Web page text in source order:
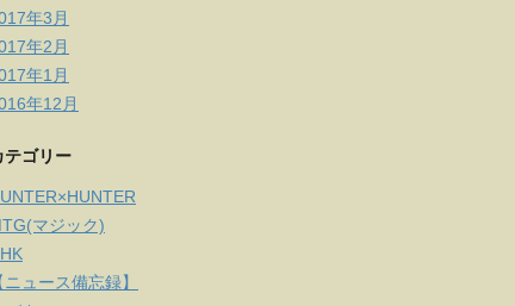
年3月
年2月
年1月
年12月
テゴリー
マジック)
ニュース備忘録】